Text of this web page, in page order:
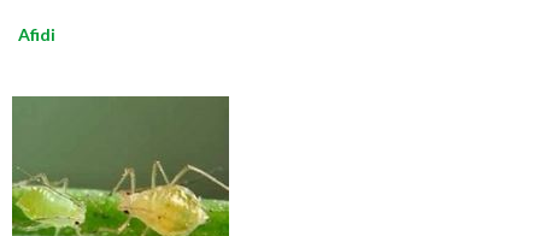
Afidi